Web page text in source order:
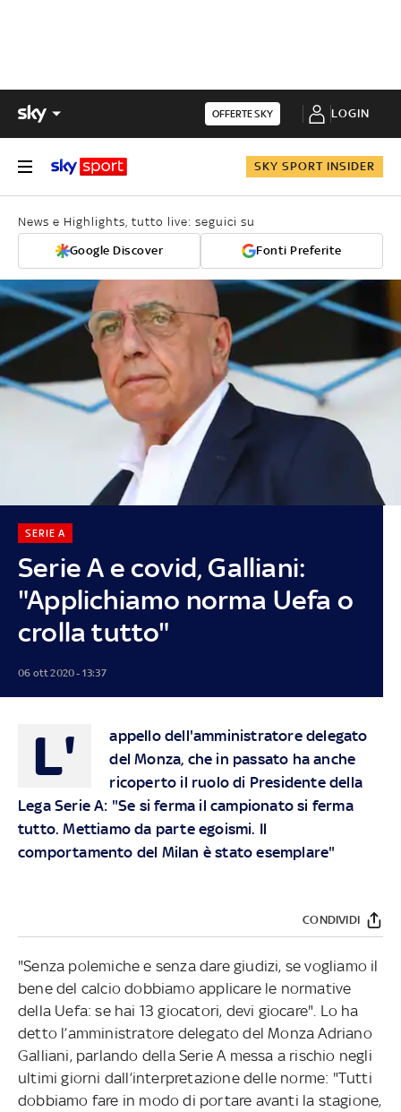
OFFERTE SKY LOGIN
SKY SPORT INSIDER
News e Highlights, tutto live: seguici su
Google Discover Fonti Preferite
Serie A e covid, Galliani:
"Applichiamo norma Uefa o
crolla tutto"
SERIE A
06 ott 2020 - 13:37
L'
appello dell'amministratore delegato
del Monza, che in passato ha anche
ricoperto il ruolo di Presidente della
Lega Serie A: "Se si ferma il campionato si ferma
tutto. Mettiamo da parte egoismi. Il
comportamento del Milan è stato esemplare"
CONDIVIDI
"Senza polemiche e senza dare giudizi, se vogliamo il
bene del calcio dobbiamo applicare le normative
della Uefa: se hai 13 giocatori, devi giocare". Lo ha
detto l’amministratore delegato del Monza Adriano
Galliani, parlando della Serie A messa a rischio negli
ultimi giorni dall’interpretazione delle norme: "Tutti
dobbiamo fare in modo di portare avanti la stagione,